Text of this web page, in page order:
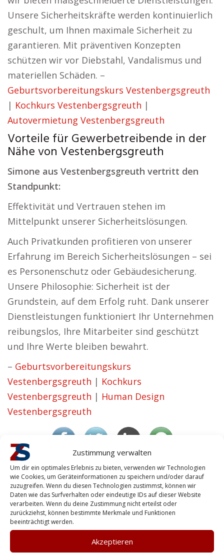
Zustimmung verwalten
Um dir ein optimales Erlebnis zu bieten, verwenden wir Technologien
wie Cookies, um Geräteinformationen zu speichern und/oder darauf
zuzugreifen. Wenn du diesen Technologien zustimmst, können wir
Daten wie das Surfverhalten oder eindeutige IDs auf dieser Website
verarbeiten. Wenn du deine Zustimmung nicht erteilst oder
zurückziehst, können bestimmte Merkmale und Funktionen
beeinträchtigt werden.
Akzeptieren
Unsere Sicherheitskräfte werden kontinuierlich
geschult, um Ihnen maximale Sicherheit zu
garantieren. Mit präventiven Konzepten
schützen wir vor Diebstahl, Vandalismus und
materiellen Schäden. –
Geburtsvorbereitungskurs Vestenbergsgreuth
| Kochkurs Vestenbergsgreuth |
Autovermietung Vestenbergsgreuth
Vorteile für Gewerbetreibende in der
Nähe von Vestenbergsgreuth
Simone aus Vestenbergsgreuth vertritt den
Standpunkt:
Effektivität und Vertrauen stehen im
Mittelpunkt unserer Sicherheitslösungen.
Auch Privatkunden profitieren von unserer
Erfahrung im Bereich Sicherheitslösungen – sei
es Personenschutz oder Gebäudesicherung.
Unsere Philosophie: Sicherheit ist der
Grundstein, auf dem Erfolg ruht. Dank unserer
Dienstleistungen funktioniert Ihr Unternehmen
reibungslos, Ihre Mitarbeiter sind geschützt
und Ihre Werte bleiben bewahrt.
– Geburtsvorbereitungskurs
Vestenbergsgreuth | Kochkurs
Vestenbergsgreuth | Human Design
Vestenbergsgreuth
Laura G. – Einzelhandel braucht Security.
Vestenbergsgreuth
Ein ansässiger Sicherheitsdienst
bietet unschlagbare Vorteile im
Werkschutz. Die kurze
Reaktionszeit und die gute